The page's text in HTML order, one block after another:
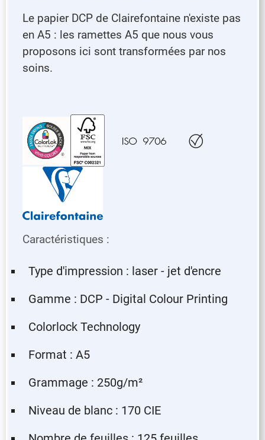
Le papier DCP de Clairefontaine n'existe pas
en A5 : les ramettes A5 que nous vous
proposons ici sont transformées par nos
soins.
Caractéristiques :
Type d'impression : laser - jet d'encre
Gamme : DCP - Digital Colour Printing
Colorlock Technology
Format : A5
Grammage : 250g/m²
Niveau de blanc : 170 CIE